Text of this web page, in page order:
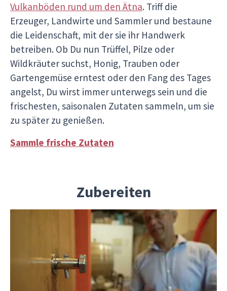
Vulkanböden rund um den Ätna. Triff die
Erzeuger, Landwirte und Sammler und bestaune
die Leidenschaft, mit der sie ihr Handwerk
betreiben. Ob Du nun Trüffel, Pilze oder
Wildkräuter suchst, Honig, Trauben oder
Gartengemüse erntest oder den Fang des Tages
angelst, Du wirst immer unterwegs sein und die
frischesten, saisonalen Zutaten sammeln, um sie
zu später zu genießen.
Sammle frische Zutaten
Zubereiten
Nimm teil an dem Handwerk und der Kreativität,
die seit Generationen weitergegeben werden.
Jede kulinarische Reise mit Gustoventura ist ein
Erlebnis zum Anfassen. Du wirst nicht nur
köstliche Schokolade aus Modica probieren,